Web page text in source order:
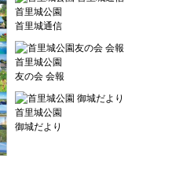
首里城公園
首里城通信
首里城公園
友の会 会報
首里城公園
御城だより